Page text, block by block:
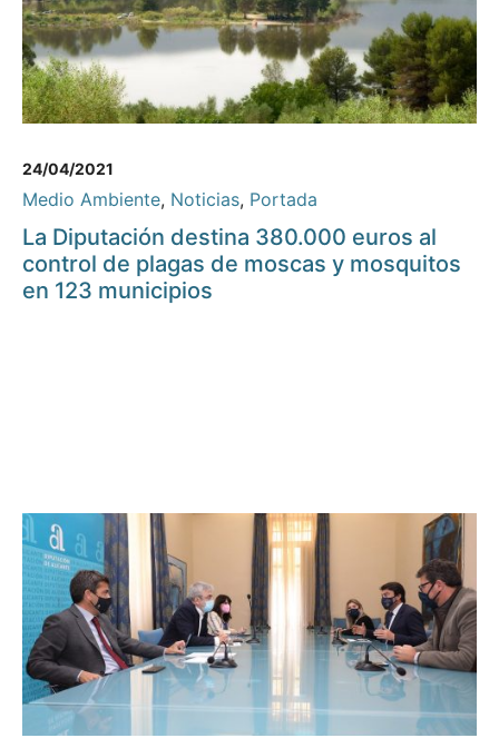
24/04/2021
Medio Ambiente, Noticias, Portada
La Diputación destina 380.000 euros al
control de plagas de moscas y mosquitos
en 123 municipios